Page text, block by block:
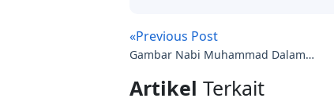
«Previous Post
Gambar Nabi Muhammad Dalam
Artikel Terkait